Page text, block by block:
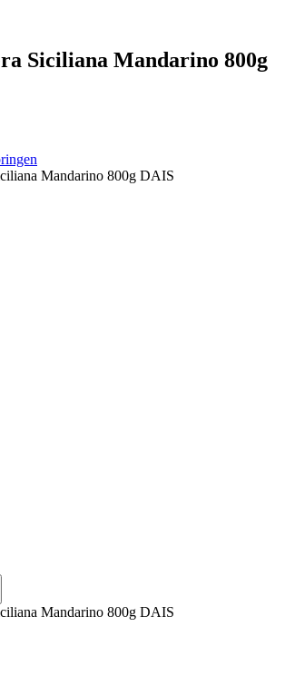
Siciliana Mandarino 800g